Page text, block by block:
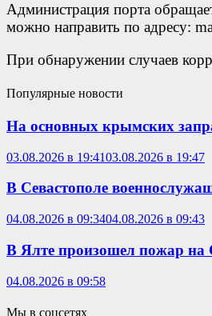
Администрация порта
можно направить по адресу:
При обнаружении случаев
Популярные новости
На основных крымских
03.08.2026 в 19:4103.08.2026 в 19:47
В Севастополе
04.08.2026 в 09:3404.08.2026 в 09:43
В Ялте произошел пожар
04.08.2026 в 09:58
Мы в соцсетях